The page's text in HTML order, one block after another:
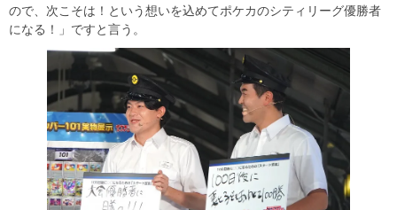
ので、次こそは！という想いを込めてポケカのシティリーグ優勝者
になる！」ですと言う。